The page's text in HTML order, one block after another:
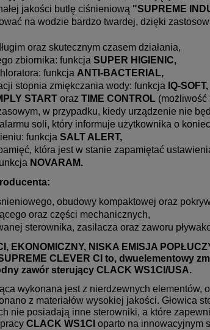
jakości butlę ciśnieniową "SUPREME
na wodzie bardzo twardej, dzięki
oraz skutecznym czasem działania,
zbiornika: funkcja SUPER HIGIENIC,
funkcja ANTI-BACTERIAL,
stopnia zmiękczania wody: funkcja IQ-SOFT,
START oraz TIME CONTROL (możliwość
w przypadku, kiedy urządzenie nie
soli, który informuje użytkownika o
funkcja SALT ALERT,
która jest w stanie zapamiętać
NOVARAM.
obudowy kompaktowej oraz
oraz części mechanicznych,
sterownika, zasilacza oraz zaworu
EKONOMICZNY, NISKA EMISJA
CLEVER CI to, dwuelementowy
zawór sterujący CLACK WS1CI/USA.
wykonana jest z nierdzewnych elementów,
z materiałów wysokiej jakości. Głowica
nie posiadają inne sterowniki, a które
CLACK WS1CI oparto na innowacyjnym